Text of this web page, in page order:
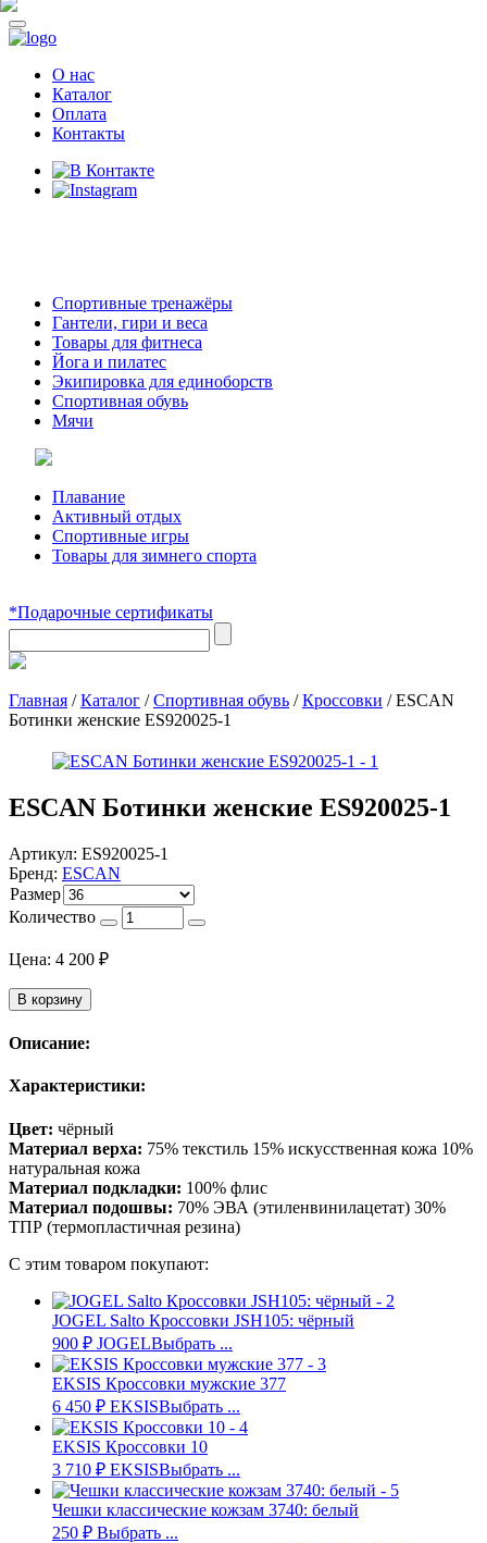
О нас
Каталог
Оплата
Контакты
Спортивные тренажёры
Гантели, гири и веса
Товары для фитнеса
Йога и пилатес
Экипировка для единоборств
Спортивная обувь
Мячи
Плавание
Активный отдых
Спортивные игры
Товары для зимнего спорта
*Подарочные сертификаты
Главная /Каталог /Спортивная обувь /Кроссовки /ESCAN
Ботинки женские ES920025-1
ESCAN Ботинки женские ES920025-1
Артикул: ES920025-1
Бренд: ESCAN
Размер
Количество
Цена: 4 200 ₽
В корзину
Описание:
Характеристики:
Цвет: чёрный
Материал верха: 75% текстиль 15% искусственная кожа 10%
натуральная кожа
Материал подкладки: 100% флис
Материал подошвы: 70% ЭВА (этиленвинилацетат) 30%
ТПР (термопластичная резина)
С этим товаром покупают:
JOGEL Salto Кроссовки JSH105: чёрный
900 ₽ JOGELВыбрать ...
EKSIS Кроссовки мужские 377
6 450 ₽ EKSISВыбрать ...
EKSIS Кроссовки 10
3 710 ₽ EKSISВыбрать ...
Чешки классические кожзам 3740: белый
250 ₽ Выбрать ...